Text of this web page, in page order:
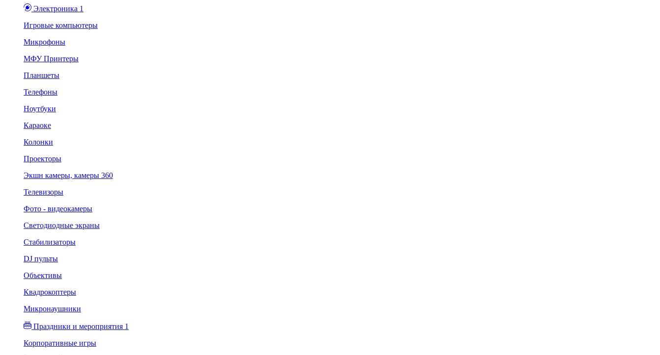
Электроника 1
Игровые компьютеры
Микрофоны
МФУ Принтеры
Планшеты
Телефоны
Ноутбуки
Караоке
Колонки
Проекторы
Экшн камеры, камеры 360
Телевизоры
Фото - видеокамеры
Светодиодные экраны
Стабилизаторы
DJ пульты
Объективы
Квадрокоптеры
Микронаушники
Праздники и мероприятия 1
Корпоративные игры